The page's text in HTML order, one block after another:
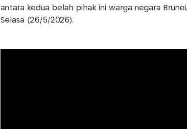
antara kedua belah pihak ini warga negara
Selasa (26/5/2026).